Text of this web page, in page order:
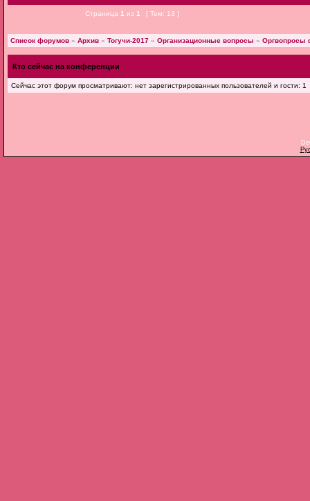
Страница 1 из 1 [ Тем: 13 ]
Список форумов » Архив » Тогучи-2017 » Организационные вопросы » Оргвопросы
Кто сейчас на конференции
Сейчас этот форум просматривают: нет зарегистрированных пользователей и гости: 1